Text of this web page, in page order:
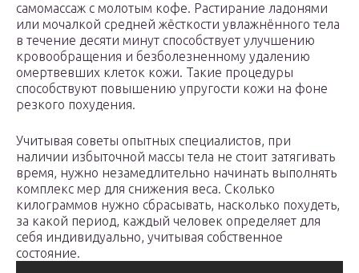
самомассаж с молотым кофе. Растирание ладонями
или мочалкой средней жёсткости увлажнённого тела
в течение десяти минут способствует улучшению
кровообращения и безболезненному удалению
омертвевших клеток кожи. Такие процедуры
способствуют повышению упругости кожи на фоне
резкого похудения.
Учитывая советы опытных специалистов, при
наличии избыточной массы тела не стоит затягивать
время, нужно незамедлительно начинать выполнять
комплекс мер для снижения веса. Сколько
килограммов нужно сбрасывать, насколько похудеть,
за какой период, каждый человек определяет для
себя индивидуально, учитывая собственное
состояние.